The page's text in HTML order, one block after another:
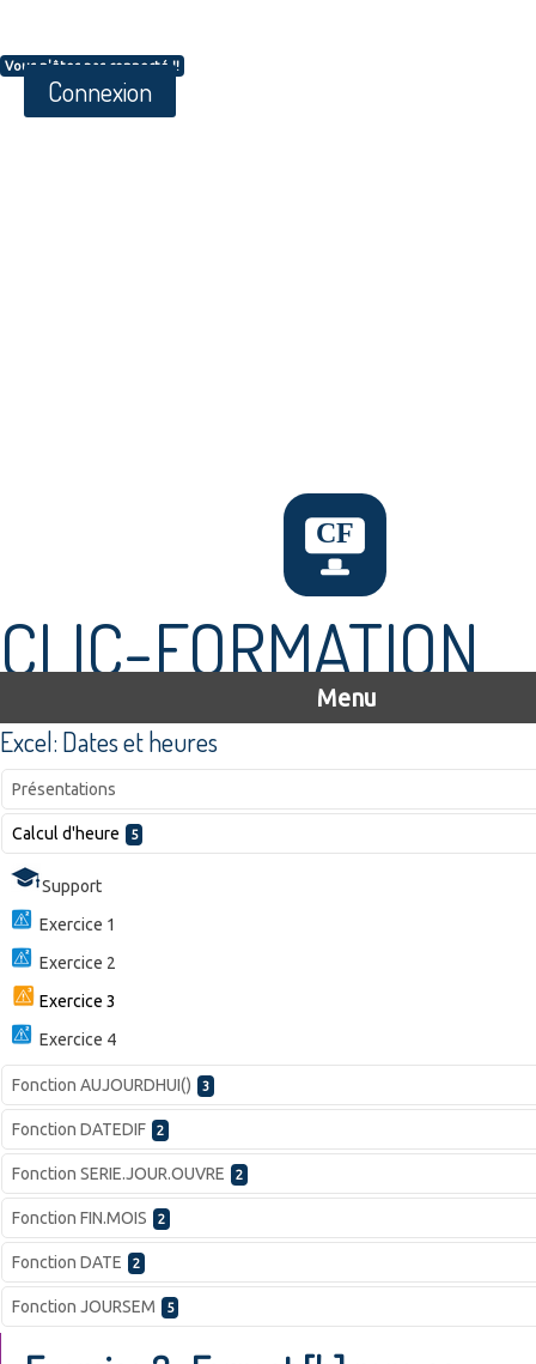
Vous n'êtes pas connecté !!
Connexion
CLIC-FORMATION
Menu
Excel: Dates et heures
Présentations
Calcul d'heure 5
Support
Exercice 1
Exercice 2
Exercice 3
Exercice 4
Fonction AUJOURDHUI() 3
Fonction DATEDIF 2
Fonction SERIE.JOUR.OUVRE 2
Fonction FIN.MOIS 2
Fonction DATE 2
Fonction JOURSEM 5